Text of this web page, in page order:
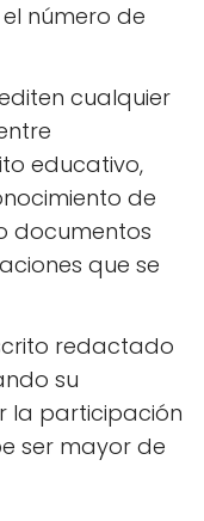
número de
cualquier
educativo,
de
documentos
que se
redactado
su
la participación
ser mayor de